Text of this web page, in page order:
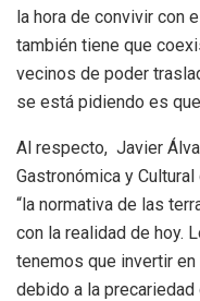
la hora de convivir con
también tiene que
vecinos de poder
se está pidiendo es
Al respecto, Javier
Gastronómica y
“la normativa de las
con la realidad de hoy.
tenemos que invertir
debido a la